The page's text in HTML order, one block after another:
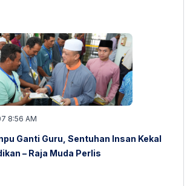
8:56 AM
Ganti Guru, Sentuhan Insan Kekal
– Raja Muda Perlis